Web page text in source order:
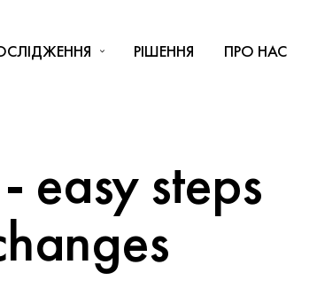
РІШЕННЯ ПРО НАС
easy steps